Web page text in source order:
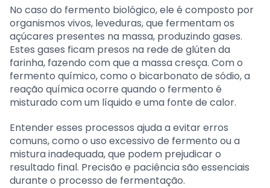
No caso do fermento biológico, ele é composto por
organismos vivos, leveduras, que fermentam os
açúcares presentes na massa, produzindo gases.
Estes gases ficam presos na rede de glúten da
farinha, fazendo com que a massa cresça. Com o
fermento químico, como o bicarbonato de sódio, a
reação química ocorre quando o fermento é
misturado com um líquido e uma fonte de calor.
Entender esses processos ajuda a evitar erros
comuns, como o uso excessivo de fermento ou a
mistura inadequada, que podem prejudicar o
resultado final. Precisão e paciência são essenciais
durante o processo de fermentação.